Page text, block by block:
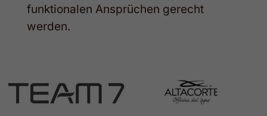
funktionalen Ansprüchen gerecht
werden.